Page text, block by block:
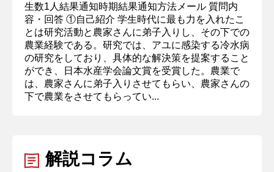
生数1人結果通知時期結果通知方法メール 質問内
容・回答 ①自己紹介 学生時代に最も力を入れたこ
とは研究活動と農家さんに弟子入りし、その下での
農業経験である。研究では、アユに感染する冷水病
の研究をしており、具体的な解決策を提案すること
ができ、日本水産学会論文賞を受賞した。農業で
は、農家さんに弟子入りさせてもらい、農家さんの
下で農業をさせてもらってい...
解説コラム